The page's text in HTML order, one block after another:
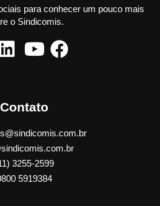
para conhecer um pouco mais
o Sindicomis.
Contato
3255-2599
5919384